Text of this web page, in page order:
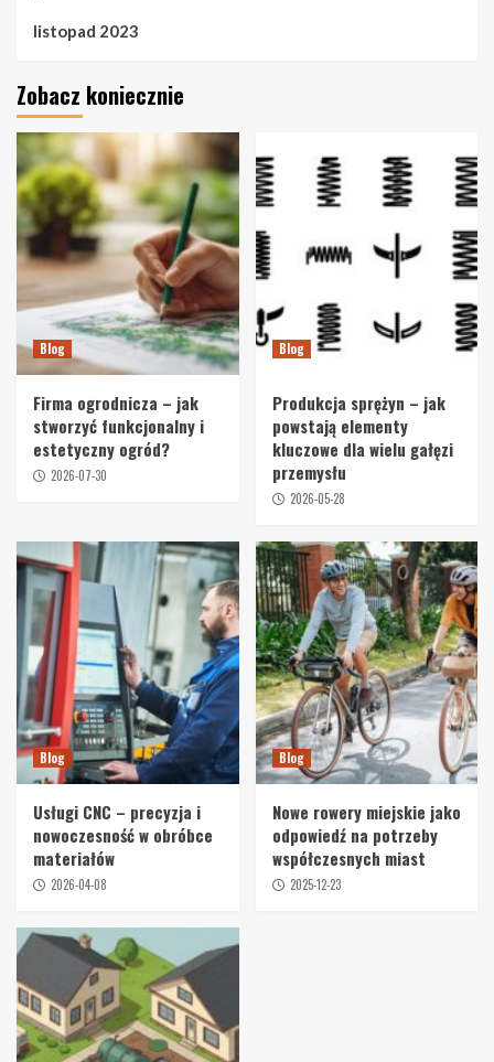
listopad 2023
Zobacz koniecznie
Blog
Firma ogrodnicza – jak
stworzyć funkcjonalny i
estetyczny ogród?
2026-07-30
Blog
Produkcja sprężyn – jak
powstają elementy
kluczowe dla wielu gałęzi
przemysłu
2026-05-28
Blog
Usługi CNC – precyzja i
nowoczesność w obróbce
materiałów
2026-04-08
Blog
Nowe rowery miejskie jako
odpowiedź na potrzeby
współczesnych miast
2025-12-23